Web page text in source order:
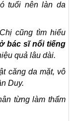
tuổi nên làn da
cũng tìm hiểu
bác sĩ nổi tiếng
quả lâu dài.
căng da mặt, vô
Duy.
từng làm thẩm